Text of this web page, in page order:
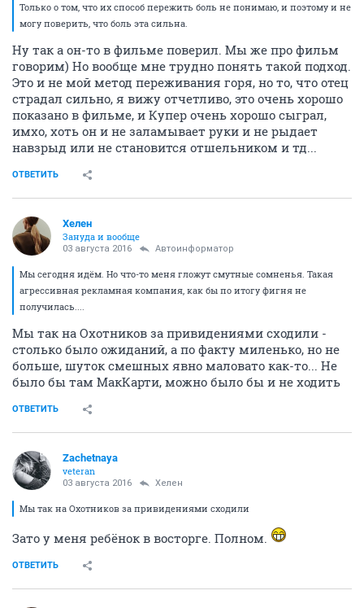
Только о том, что их способ пережить боль не понимаю, и поэтому и не
могу поверить, что боль эта сильна.
Ну так а он-то в фильме поверил. Мы же про фильм
говорим) Но вообще мне трудно понять такой подход.
Это и не мой метод переживания горя, но то, что отец
страдал сильно, я вижу отчетливо, это очень хорошо
показано в фильме, и Купер очень хорошо сыграл,
имхо, хоть он и не заламывает руки и не рыдает
навзрыд или не становится отшельником и тд...
ОТВЕТИТЬ
Хелен
Зануда и вообще
03 августа 2016 Автоинформатор
Мы сегодня идём. Но что-то меня гложут смутные сомненья. Такая
агрессивная рекламная компания, как бы по итогу фигня не
получилась....
Мы так на Охотников за привидениями сходили -
столько было ожиданий, а по факту миленько, но не
больше, шуток смешных явно маловато как-то... Не
было бы там МакКарти, можно было бы и не ходить
ОТВЕТИТЬ
Zachetnaya
veteran
03 августа 2016 Хелен
Мы так на Охотников за привидениями сходили
Зато у меня ребёнок в восторге. Полном.
ОТВЕТИТЬ